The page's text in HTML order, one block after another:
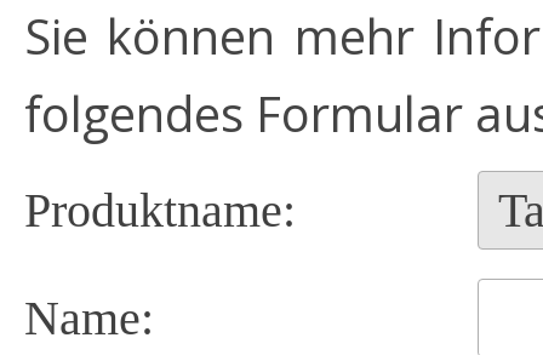
Sie können mehr
folgendes Formular
Produktname:
Name: